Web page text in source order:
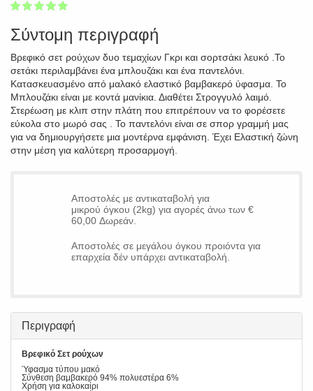
1
2
3
4
5
Σύντομη περιγραφή
Βρεφικό σετ ρούχων δυο τεμαχίων Γκρι και σορτσάκι λευκό .Το
σετάκι περιλαμβάνει ένα μπλουζάκι και ένα παντελόνι.
Κατασκευασμένο από μαλακό ελαστικό βαμβακερό ύφασμα. Το
Μπλουζάκι είναι με κοντά μανίκια. Διαθέτει Στρογγυλό λαιμό.
Στερέωση με κλιπ στην πλάτη που επιτρέπουν να το φορέσετε
εύκολα στο μωρό σας . Το παντελόνι είναι σε σπορ γραμμή μας
για να δημιουργήσετε μια μοντέρνα εμφάνιση. Έχει Ελαστική ζώνη
στην μέση για καλύτερη προσαρμογή.
Αποστολές με αντικαταβολή για
μικρού όγκου (2kg) για αγορές άνω των €
60,00 Δωρεάν.
Αποστολές σε μεγάλου όγκου προιόντα για
επαρχεία δέν υπάρχει αντικαταβολή.
Περιγραφή
Βρεφικό Σετ ρούχων
Ύφασμα τύπου μακό
Σύνθεση βαμβακερό 94% πολυεστέρα 6%
Χρήση για καλοκαίρι